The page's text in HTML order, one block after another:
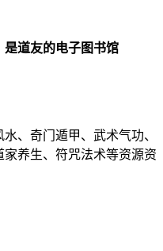
是道友的电子图书馆
、奇门遁甲、武术气功、
养生、符咒法术等资源资